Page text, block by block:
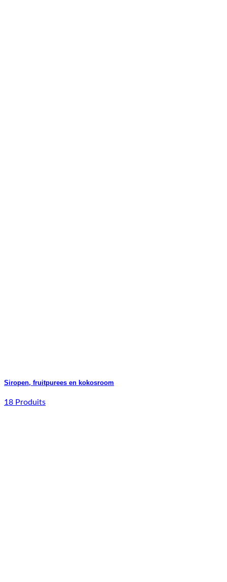
Siropen, fruitpurees en kokosroom
18 Produits